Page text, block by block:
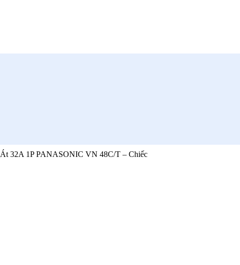
Át 32A 1P PANASONIC VN 48C/T – Chiếc